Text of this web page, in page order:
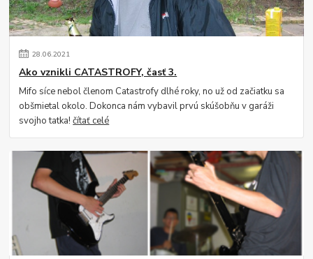
28.06.2021
Ako vznikli CATASTROFY, časť 3.
Mifo síce nebol členom Catastrofy dlhé roky, no už od začiatku sa
obšmietal okolo. Dokonca nám vybavil prvú skúšobňu v garáži
svojho tatka!čítať celé